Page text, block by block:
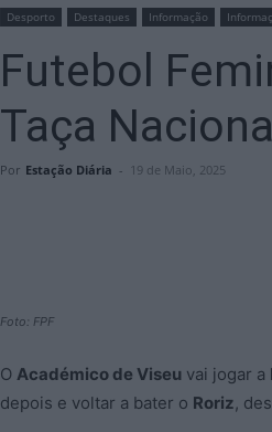
Desporto Destaques Informação
Futebol
Taça
Por Estação Diária - 19 de Maio, 2025
Foto: FPF
O Académico de Viseu vai jogar a
depois e voltar a bater o Roriz,